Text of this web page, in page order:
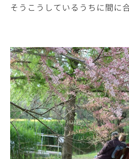
そうこうしているうちに間に